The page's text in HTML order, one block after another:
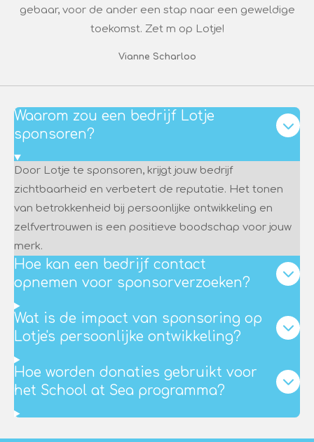
gebaar, voor de ander een stap naar een geweldige
toekomst. Zet m op Lotje!
Vianne Scharloo
Waarom zou een bedrijf Lotje
sponsoren?
Door Lotje te sponsoren, krijgt jouw bedrijf
zichtbaarheid en verbetert de reputatie. Het tonen
van betrokkenheid bij persoonlijke ontwikkeling en
zelfvertrouwen is een positieve boodschap voor jouw
merk.
Hoe kan een bedrijf contact
opnemen voor sponsorverzoeken?
Wat is de impact van sponsoring op
Lotje's persoonlijke ontwikkeling?
Hoe worden donaties gebruikt voor
het School at Sea programma?